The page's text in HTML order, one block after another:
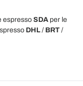
espresso SDA per le
DHL / BRT /